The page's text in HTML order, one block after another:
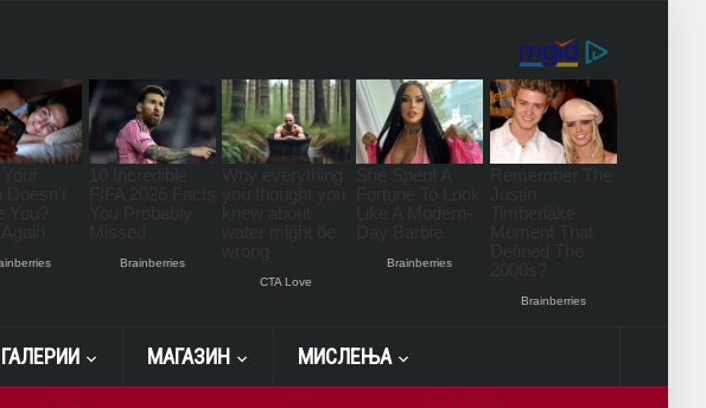
ГАЛЕРИИ МАГАЗИН МИСЛЕЊА